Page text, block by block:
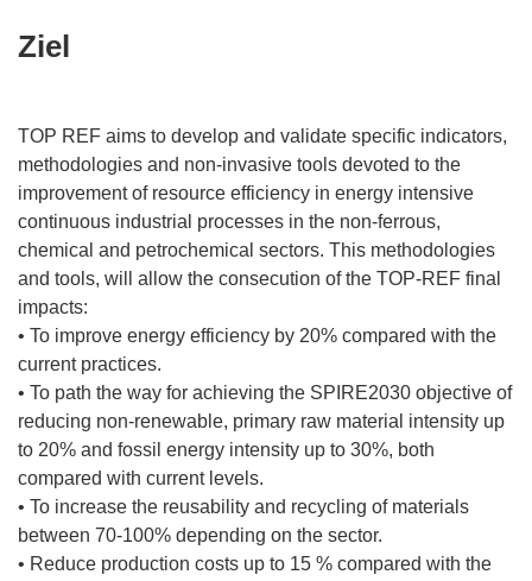
Ziel
TOP REF aims to develop and validate specific indicators,
methodologies and non-invasive tools devoted to the
improvement of resource efficiency in energy intensive
continuous industrial processes in the non-ferrous,
chemical and petrochemical sectors. This methodologies
and tools, will allow the consecution of the TOP-REF final
impacts:
• To improve energy efficiency by 20% compared with the
current practices.
• To path the way for achieving the SPIRE2030 objective of
reducing non-renewable, primary raw material intensity up
to 20% and fossil energy intensity up to 30%, both
compared with current levels.
• To increase the reusability and recycling of materials
between 70-100% depending on the sector.
• Reduce production costs up to 15 % compared with the